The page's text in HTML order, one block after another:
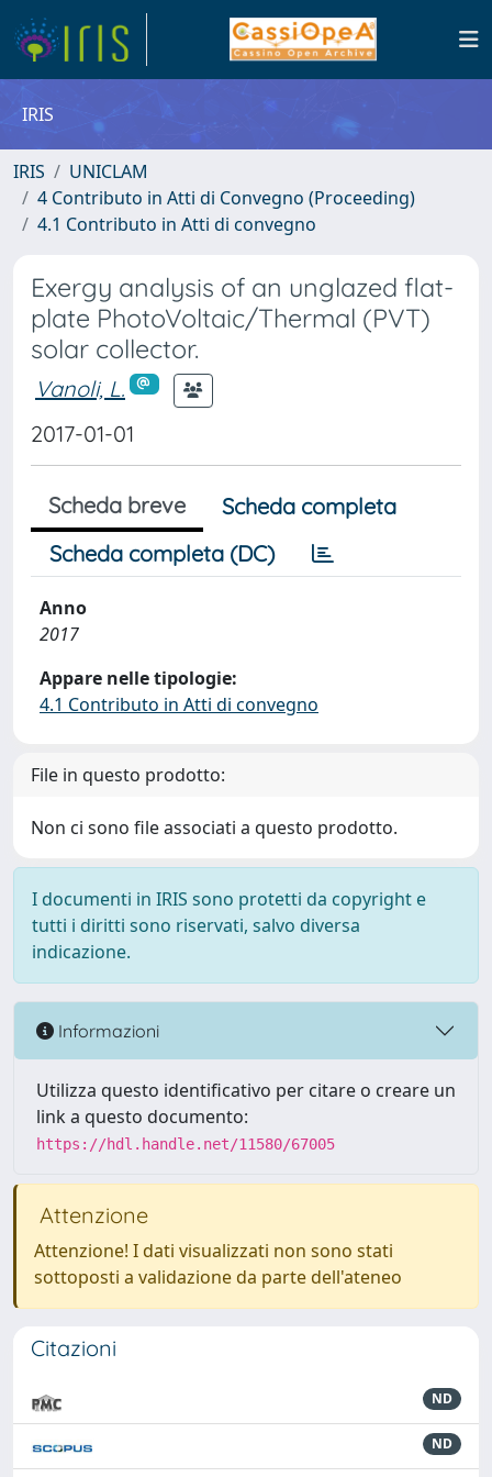
IRIS
IRIS
UNICLAM
4 Contributo in Atti di Convegno (Proceeding)
4.1 Contributo in Atti di convegno
Exergy analysis of an unglazed flat-
plate PhotoVoltaic/Thermal (PVT)
solar collector.
Vanoli, L.
2017-01-01
Scheda breve
Scheda completa
Scheda completa (DC)
Anno
2017
Appare nelle tipologie:
4.1 Contributo in Atti di convegno
File in questo prodotto:
Non ci sono file associati a questo prodotto.
I documenti in IRIS sono protetti da copyright e
tutti i diritti sono riservati, salvo diversa
indicazione.
Informazioni
Utilizza questo identificativo per citare o creare un
link a questo documento:
https://hdl.handle.net/11580/67005
Attenzione
Attenzione! I dati visualizzati non sono stati
sottoposti a validazione da parte dell'ateneo
Citazioni
ND
ND